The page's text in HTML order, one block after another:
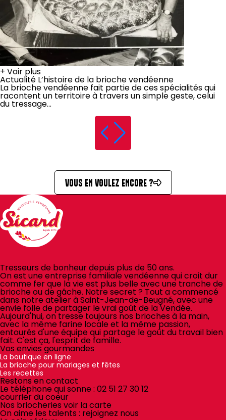
+ Voir plus
Actualité L’histoire de la brioche vendéenne
La brioche vendéenne fait partie de ces spécialités qui
racontent un territoire à travers un simple geste, celui
du tressage...
VOUS EN VOULEZ ENCORE ?
Tresseurs de bonheur depuis plus de 50 ans.
On est une entreprise familiale vendéenne qui croit dur
comme fer que la vie est plus belle avec une tranche de
brioche ou de gâche. Notre secret ? Tout a commencé
dans notre atelier à Saint-Jean-de-Beugné, avec une
envie folle de partager le vrai goût de la Vendée.
Aujourd'hui, on tresse toujours nos brioches à la main,
avec la même farine locale et la même passion,
entourés d'une équipe qui partage le goût du travail bien
fait. C'est ça, l'esprit de famille.
Vos envies gourmandes
La boutique en ligne
La brioche pour mariages et fêtes
Les recettes
Restons en contact
Le téléphone qui sonne : 02 51 27 30 12
courrier du coeur
Nos briocheries voir la carte
On aime les talents : rejoignez nous